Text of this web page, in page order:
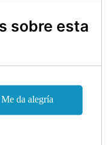
sobre esta